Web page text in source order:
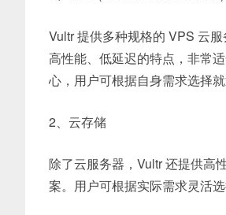
Vultr 提供多种规格的 VPS 云
高性能、低延迟的特点，非常
心，用户可根据自身需求选择
2、云存储
除了云服务器，Vultr 还提供高
案。用户可根据实际需求灵活